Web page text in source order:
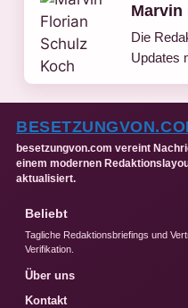
Marvin
Die
Updates
besetzungvon.com vereint
einem modernen
aktualisiert.
Beliebt
Tagliche Redaktionsbriefings und
Verifikation.
Über uns
Kontakt